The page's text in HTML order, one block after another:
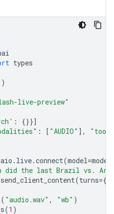
types
live-preview"
:
{}}]
: [ "AUDIO" ],
aio . live.connect(model=model
did the last Brazil vs.
send_client_content(turns={
( "audio.wav" , "wb" )
(1 )